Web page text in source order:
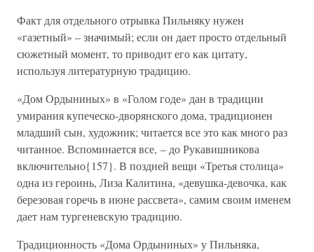
Факт для отдельного отрывка Пильняку нужен
«газетный» – значимый; если он дает просто отдельный
сюжетный момент, то приводит его как цитату,
используя литературную традицию.
«Дом Ордыниных» в «Голом годе» дан в традиции
умирания купеческо-дворянского дома, традиционен
младший сын, художник; читается все это как много раз
читанное. Вспоминается все, – до Рукавишникова
включительно{157}. В поздней вещи «Третья столица»
одна из героинь, Лиза Калитина, «девушка-девочка, как
березовая горечь в июне рассвета», самим своим именем
дает нам тургеневскую традицию.
Традиционность «Дома Ордыниных» у Пильняка,